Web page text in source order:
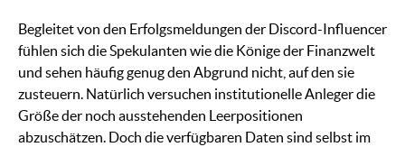
Begleitet von den Erfolgsmeldungen der Discord-Influencer
fühlen sich die Spekulanten wie die Könige der Finanzwelt
und sehen häufig genug den Abgrund nicht, auf den sie
zusteuern. Natürlich versuchen institutionelle Anleger die
Größe der noch ausstehenden Leerpositionen
abzuschätzen. Doch die verfügbaren Daten sind selbst im